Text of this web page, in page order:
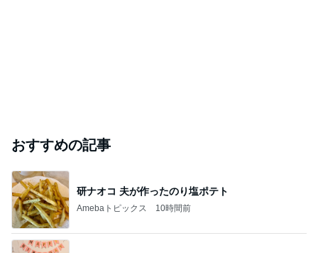
おすすめの記事
研ナオコ 夫が作ったのり塩ポテト
Amebaトピックス 10時間前